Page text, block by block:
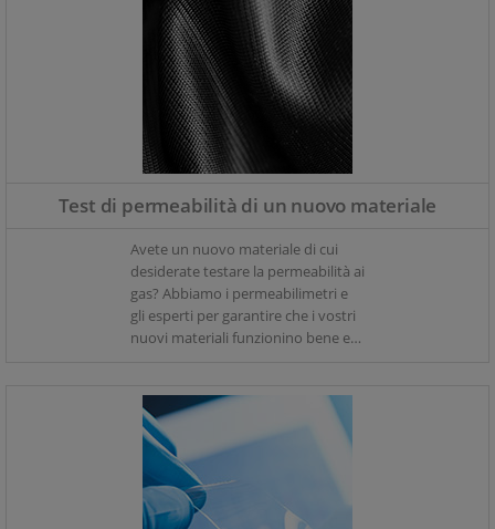
Test di permeabilità di un nuovo materiale
Avete un nuovo materiale di cui
desiderate testare la permeabilità ai
gas? Abbiamo i permeabilimetri e
gli esperti per garantire che i vostri
nuovi materiali funzionino bene e
permeabilità all'ossigeno e
all'umidità.